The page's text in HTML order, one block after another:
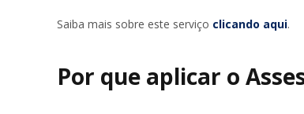
Saiba mais sobre este serviço clicando aqui.
Por que aplicar o